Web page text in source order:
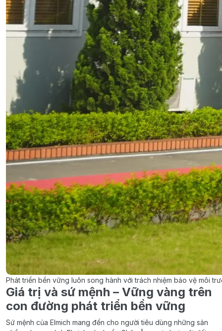
Phát triển bền vững luôn song hành với trách nhiệm bảo vệ môi
Giá trị và sứ mệnh – Vững vàng trên
con đường phát triển bền vững
Sứ mệnh của Elmich mang đến cho người tiêu dùng những sản